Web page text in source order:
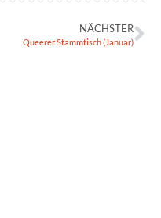
NÄCHSTER
Queerer Stammtisch (Januar)